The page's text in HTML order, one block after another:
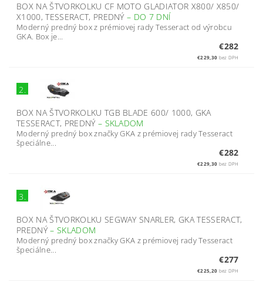
BOX NA ŠTVORKOLKU CF MOTO GLADIATOR X800/ X850/
X1000, TESSERACT, PREDNÝ– DO 7 DNÍ
Moderný predný box z prémiovej rady Tesseract od výrobcu
GKA. Box je...
€282
€229,30 bez DPH
2.
BOX NA ŠTVORKOLKU TGB BLADE 600/ 1000, GKA
TESSERACT, PREDNÝ – SKLADOM
Moderný predný box značky GKA z prémiovej rady Tesseract
špeciálne...
€282
€229,30 bez DPH
3.
BOX NA ŠTVORKOLKU SEGWAY SNARLER, GKA TESSERACT,
PREDNÝ–SKLADOM
Moderný predný box značky GKA z prémiovej rady Tesseract
špeciálne...
€277
€225,20 bez DPH